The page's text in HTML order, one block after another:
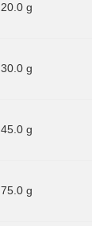
20.0 g
30.0 g
45.0 g
75.0 g